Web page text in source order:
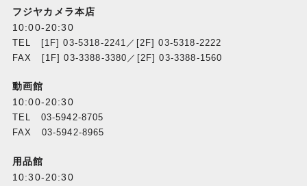
フジヤカメラ本店
10:00-20:30
TEL [1F] 03-5318-2241／[2F] 03-5318-2222
FAX [1F] 03-3388-3380／[2F] 03-3388-1560
動画館
10:00-20:30
TEL 03-5942-8705
FAX 03-5942-8965
用品館
10:30-20:30